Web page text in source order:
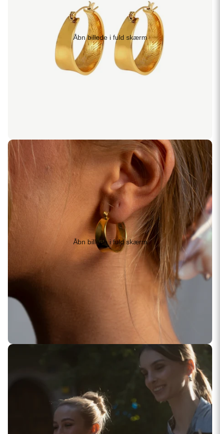
Åbn billede i fuld skærm
Åbn billede i fuld skærm